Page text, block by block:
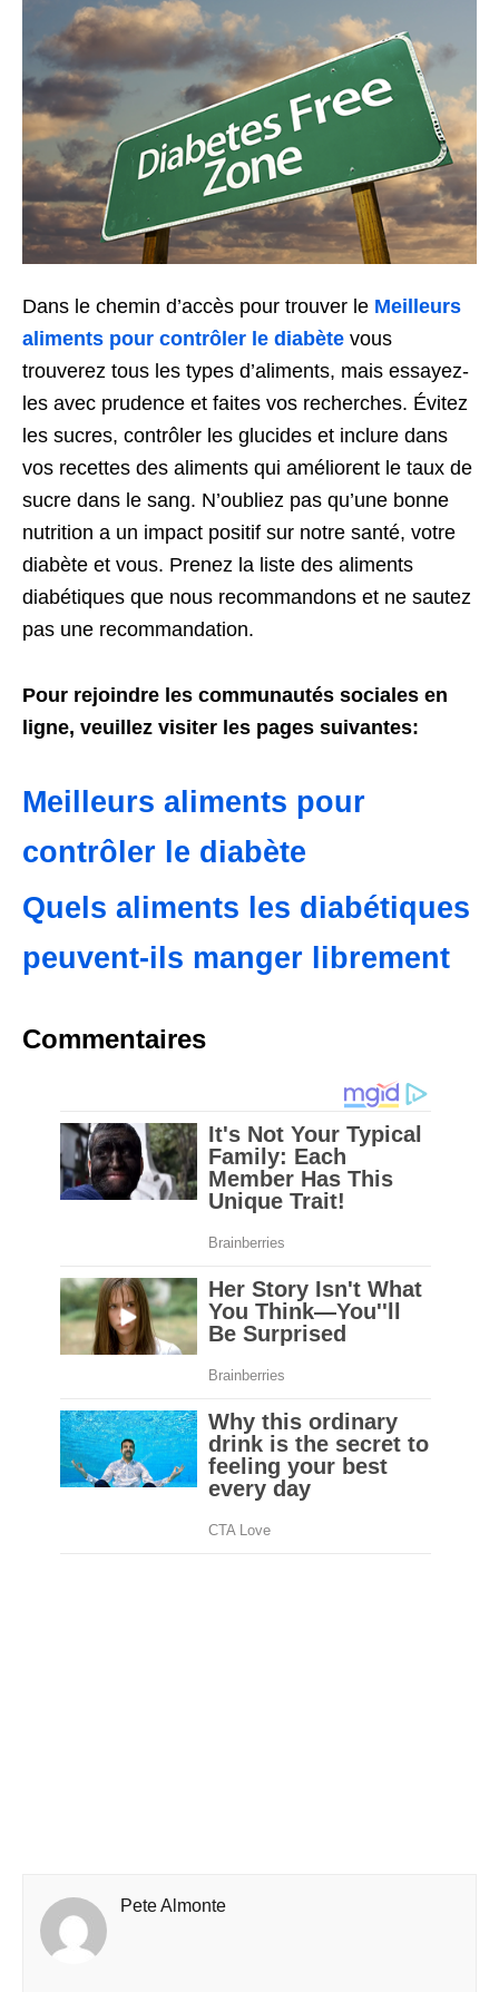
Dans le chemin d’accès pour trouver le Meilleurs
aliments pour contrôler le diabète vous
trouverez tous les types d’aliments, mais essayez-
les avec prudence et faites vos recherches. Évitez
les sucres, contrôler les glucides et inclure dans
vos recettes des aliments qui améliorent le taux de
sucre dans le sang. N’oubliez pas qu’une bonne
nutrition a un impact positif sur notre santé, votre
diabète et vous. Prenez la liste des aliments
diabétiques que nous recommandons et ne sautez
pas une recommandation.
Pour rejoindre les communautés sociales en
ligne, veuillez visiter les pages suivantes:
Meilleurs aliments pour
contrôler le diabète
Quels aliments les diabétiques
peuvent-ils manger librement
Commentaires
LEAVE A COMMENT